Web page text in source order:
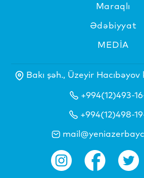
Maraqlı
Ədəbiyyat
MEDİA
Bakı şəh., Üzeyir
+994(12)493-
+994(12)498-